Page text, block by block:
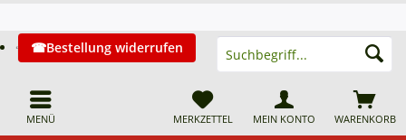
MENÜ
Bestellung widerrufen
WARENKORB
MERKZETTEL MEIN KONTO